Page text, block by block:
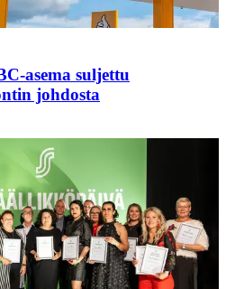
asema suljettu
johdosta